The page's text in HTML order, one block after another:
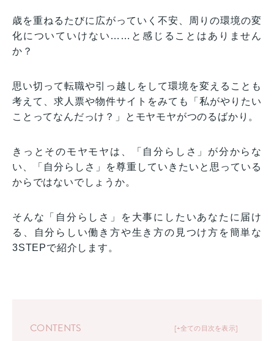
歳を重ねるたびに広がっていく不安、周りの環境の変
化についていけない……と感じることはありません
か？
思い切って転職や引っ越しをして環境を変えることも
考えて、求人票や物件サイトをみても「私がやりたい
ことってなんだっけ？」とモヤモヤがつのるばかり。
きっとそのモヤモヤは、「自分らしさ」が分からな
い、「自分らしさ」を尊重していきたいと思っている
からではないでしょうか。
そんな「自分らしさ」を大事にしたいあなたに届け
る、自分らしい働き方や生き方の見つけ方を簡単な
3STEPで紹介します。
+全ての目次を表示
CONTENTS